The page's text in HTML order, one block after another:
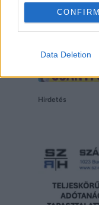
CONFIRM
Data Deletion
Hirdetés